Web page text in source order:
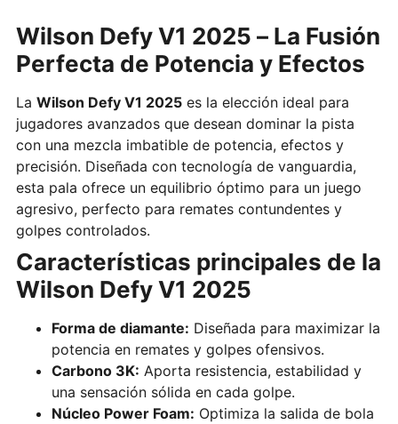
Wilson Defy V1 2025 – La Fusión
Perfecta de Potencia y Efectos
La Wilson Defy V1 2025es la elección ideal para
jugadores avanzados que desean dominar la pista
con una mezcla imbatible de potencia, efectos y
precisión. Diseñada con tecnología de vanguardia,
esta pala ofrece un equilibrio óptimo para un juego
agresivo, perfecto para remates contundentes y
golpes controlados.
Características principales de la
Wilson Defy V1 2025
Forma de diamante: Diseñada para maximizar la
potencia en remates y golpes ofensivos.
Carbono 3K: Aporta resistencia, estabilidad y
una sensación sólida en cada golpe.
Núcleo Power Foam: Optimiza la salida de bola